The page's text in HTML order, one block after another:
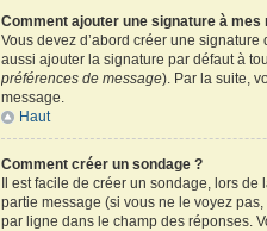
Comment ajouter une signature à mes
Vous devez d’abord créer une
aussi ajouter la signature par défaut à
préférences de message). Par la suite,
message.
Haut
Comment créer un sondage ?
Il est facile de créer un sondage, lors
partie message (si vous ne le voyez
par ligne dans le champ des réponses.